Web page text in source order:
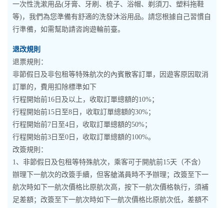
一次性洗漱用品(牙膏、牙刷、梳子、浴帽、剃須刀、塑料拖鞋
等)，我們為您準備有舒適的洗發沐浴用品。請您根據自己習慣自
行準備，如需幫助請咨詢遊輪前臺。
退改規則
退票規則：
非節假日及非包租等特殊航次的內賓散客訂單，因遊客原因取消
訂單的，費用扣除標準如下
行程開始前16日及以上，收取訂單總額的10%；
行程開始前15日至8日，收取訂單總額的30%；
行程開始前7日至4日，收取訂單總額的50%；
行程開始前3日至0日，收取訂單總額的100%。
改簽規則：
1、非節假日及包租等特殊航次，乘客可于開航前15天（不含）
辦理下一航次的改簽手續，但客艙滿員時不予辦理；改簽至下一
航次時如下一航次價格比原航次高，按下一航次價格執行，須補
足差額；改簽至下一航次時如下一航次價格比原航次低，差額不